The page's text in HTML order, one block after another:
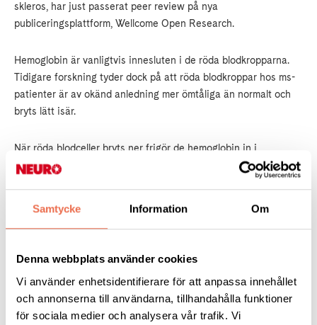
Samtycke Information Om
Denna webbplats använder cookies
Vi använder enhetsidentifierare för att anpassa innehållet
och annonserna till användarna, tillhandahålla funktioner
för sociala medier och analysera vår trafik. Vi
skleros, har just passerat peer review på nya
publiceringsplattform, Wellcome Open Research.
Hemoglobin är vanligtvis innesluten i de röda blodkropparna.
Tidigare forskning tyder dock på att röda blodkroppar hos ms-
patienter är av okänd anledning mer ömtåliga än normalt och
bryts lätt isär.
När röda blodceller bryts ner frigör de hemoglobin in i
blodströmmen. Normalt skulle proteinet sedan hindras från att
komma in i hjärnan genom en "kontrollstation" mellan blodet
kallad blod-hjärnbarriären - försvagas, vilket gör att hemoglobin
kan segla igenom barriären.